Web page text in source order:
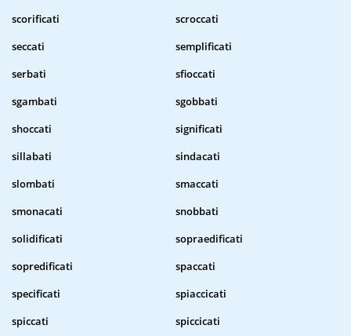
scorificati
scroccati
seccati
semplificati
serbati
sfioccati
sgambati
sgobbati
shoccati
significati
sillabati
sindacati
slombati
smaccati
smonacati
snobbati
solidificati
sopraedificati
sopredificati
spaccati
specificati
spiaccicati
spiccati
spiccicati